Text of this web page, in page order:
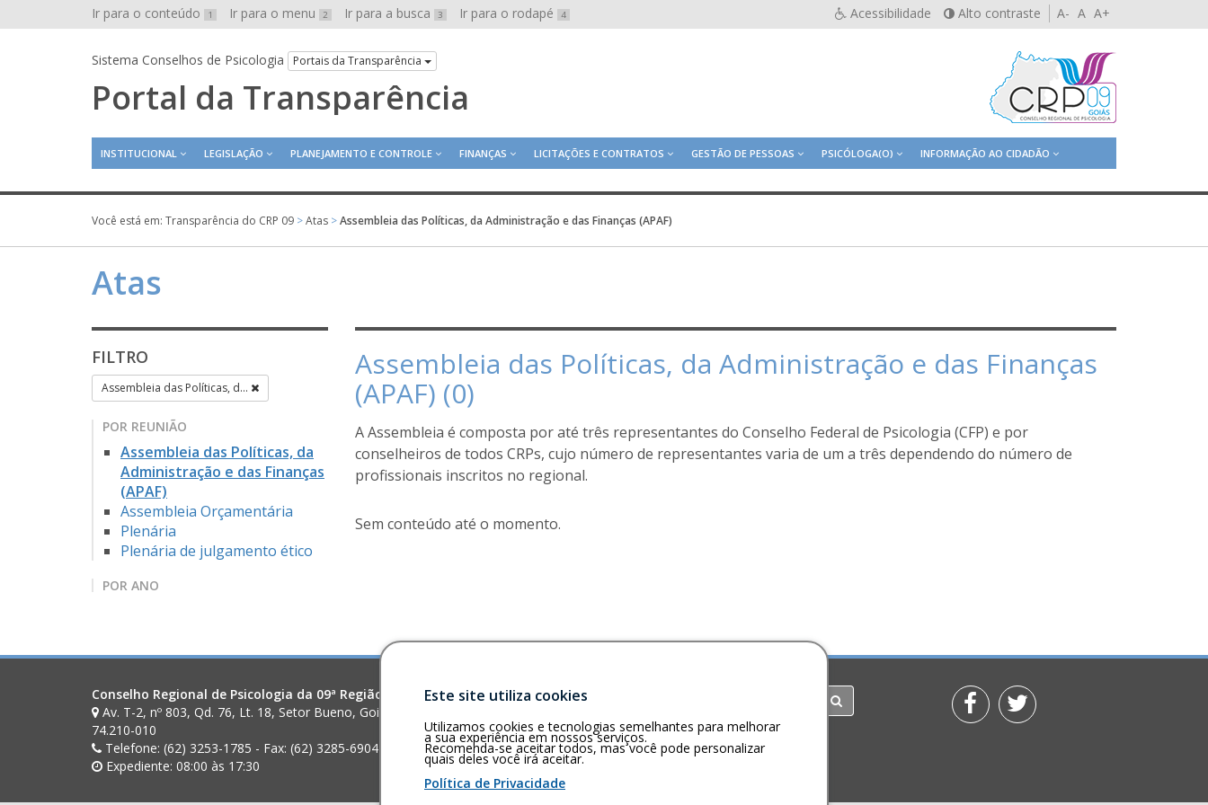
Ir para o conteúdo 1 Ir para o menu 2 Ir para a busca 3 Ir para o rodapé 4 Acessibilidade Alto contraste A- A A+
Sistema Conselhos de Psicologia Portais da Transparência
Portal da Transparência
INSTITUCIONAL LEGISLAÇÃO PLANEJAMENTO E CONTROLE FINANÇAS LICITAÇÕES E CONTRATOS GESTÃO DE PESSOAS PSICÓLOGA(O) INFORMAÇÃO AO CIDADÃO
Você está em: Transparência do CRP 09 >Atas >Assembleia das Políticas, da Administração e das Finanças (APAF)
Atas
FILTRO
Assembleia das Políticas, d...
POR REUNIÃO
Assembleia das Políticas, da
Administração e das Finanças
(APAF)
Assembleia Orçamentária
Plenária
Plenária de julgamento ético
POR ANO
Assembleia das Políticas, da Administração e das Finanças
(APAF) (0)
A Assembleia é composta por até três representantes do Conselho Federal de Psicologia (CFP) e por
conselheiros de todos CRPs, cujo número de representantes varia de um a três dependendo do número de
profissionais inscritos no regional.
Sem conteúdo até o momento.
Conselho Regional de Psicologia da 09ª Região (GO)
Av. T-2, nº 803, Qd. 76, Lt. 18, Setor Bueno, Goiânia-GO – CEP
74.210-010
Telefone: (62) 3253-1785 - Fax: (62) 3285-6904
Expediente: 08:00 às 17:30
Buscar
Este site utiliza cookies
Utilizamos cookies e tecnologias semelhantes para melhorar
a sua experiência em nossos serviços.
Recomenda-se aceitar todos, mas você pode personalizar
quais deles você irá aceitar.
Política de Privacidade